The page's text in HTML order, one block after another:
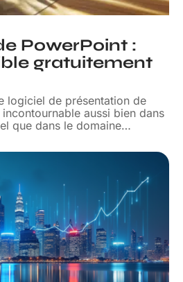
PowerPoint :
gratuitement
logiciel de présentation de
aussi bien dans
que dans le domaine…